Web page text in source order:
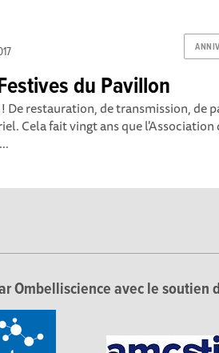
du Pavillon
De restauration, de transmission, de
Cela fait vingt ans que l'Association
Ombelliscience avec le soutien